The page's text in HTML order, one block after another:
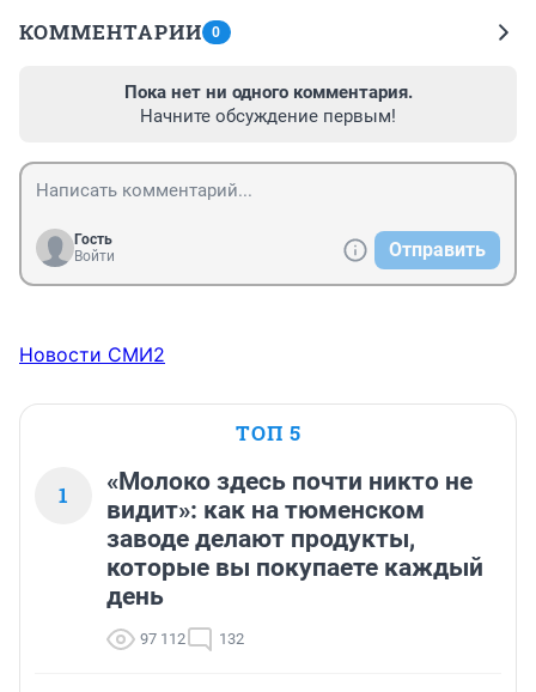
КОММЕНТАРИИ 0
Пока нет ни одного комментария.
Начните обсуждение первым!
Гость
Войти
Отправить
Новости СМИ2
ТОП 5
1
«Молоко здесь почти никто не
видит»: как на тюменском
заводе делают продукты,
которые вы покупаете каждый
день
97 112 132